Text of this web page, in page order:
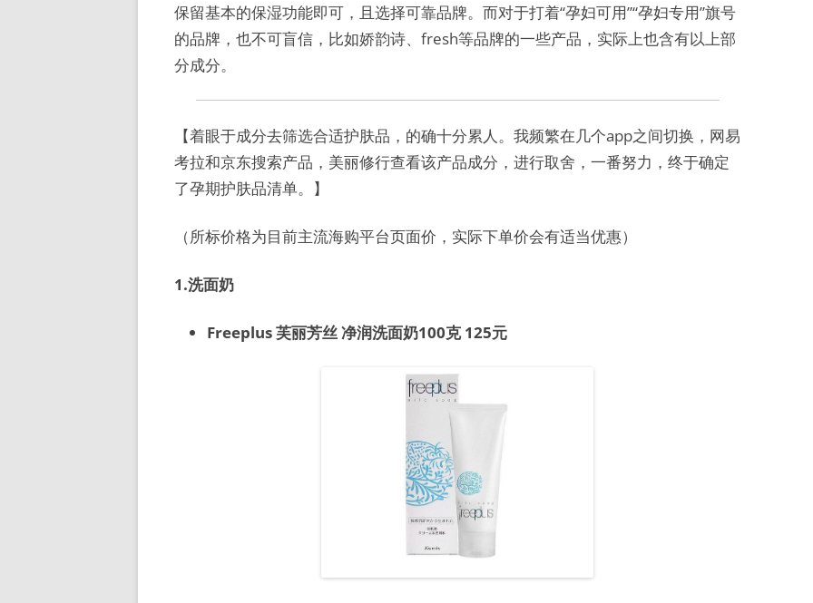
保留基本的保湿功能即可，且选择可靠品牌。而对于打着“孕妇可用”“孕妇专用”旗号
的品牌，也不可盲信，比如娇韵诗、fresh等品牌的一些产品，实际上也含有以上部
分成分。
【着眼于成分去筛选合适护肤品，的确十分累人。我频繁在几个app之间切换，网易
考拉和京东搜索产品，美丽修行查看该产品成分，进行取舍，一番努力，终于确定
了孕期护肤品清单。】
（所标价格为目前主流海购平台页面价，实际下单价会有适当优惠）
1.洗面奶
Freeplus 芙丽芳丝 净润洗面奶100克 125元